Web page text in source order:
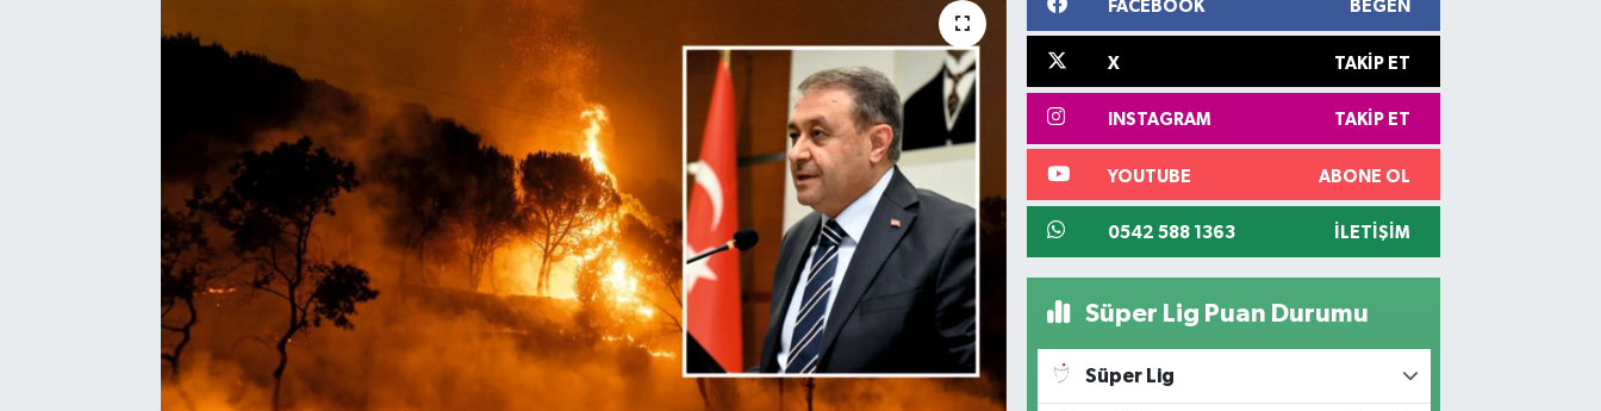
FACEBOOK BEĞEN
X TAKIP ET
INSTAGRAM TAKIP ET
YOUTUBE ABONE OL
0542 588 1363 İLETIŞIM
Süper Lig Puan Durumu
Süper Lig